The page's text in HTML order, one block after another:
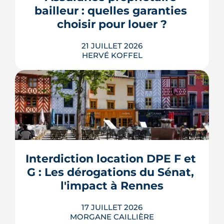
pourraient à terme changer de mains,
sans que la liste ni le calendrier s...
LIRE L'ARTICLE
bailleur : quelles garanties
choisir pour louer ?
21 JUILLET 2026
HERVÉ KOFFEL
Louer, c'est aussi assurer. Entre
l'obligation légale, les garanties utiles
et les options commerciales, ce guide
bien sans payer pour rien.
LIRE L'ARTICLE
Interdiction location DPE F et
G : Les dérogations du Sénat,
l'impact à Rennes
17 JUILLET 2026
MORGANE CAILLIÈRE